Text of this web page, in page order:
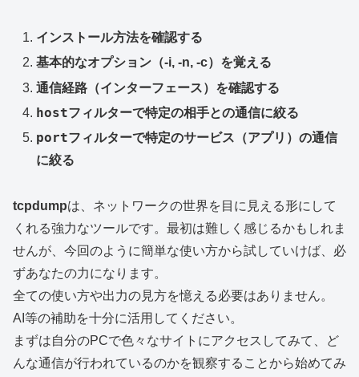
インストール方法を確認する
基本的なオプション（-i, -n, -c）を覚える
通信経路（インターフェース）を確認する
hostフィルターで特定の相手との通信に絞る
portフィルターで特定のサービス（アプリ）の通信
に絞る
tcpdumpは、ネットワークの世界を目に見える形にして
くれる強力なツールです。最初は難しく感じるかもしれま
せんが、今回のように簡単な使い方から試していけば、必
ずあなたの力になります。
全ての使い方や出力の見方を憶える必要はありません。
AI等の補助を十分に活用してください。
まずは自分のPCで色々なサイトにアクセスしてみて、ど
んな通信が行われているのかを観察することから始めてみ